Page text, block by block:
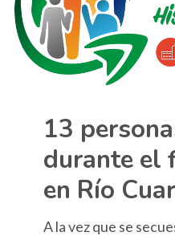
13
durante el
en Río
A la vez que se